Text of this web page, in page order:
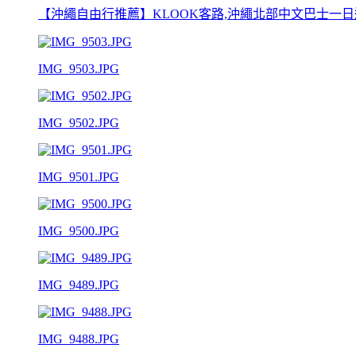
【沖繩自由行推薦】KLOOK客路,沖繩北部中文巴士一
IMG_9503.JPG
IMG_9502.JPG
IMG_9501.JPG
IMG_9500.JPG
IMG_9489.JPG
IMG_9488.JPG